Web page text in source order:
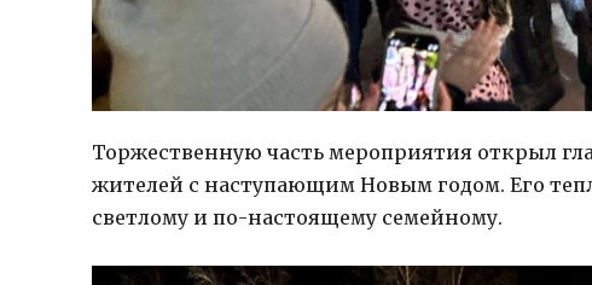
Торжественную часть мероприятия открыл
жителей с наступающим Новым годом. Его
светлому и по-настоящему семейному.